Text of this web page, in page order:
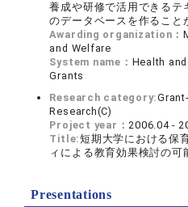
養成や研修で活用できるテ
のデータベースを作ること
Awarding organization：
and Welfare
System name： Health
Grants
Research category:
Research(C)
Project year：2006.04 -
Title:短期大学における保
ィによる教育効果検討の可
Presentations